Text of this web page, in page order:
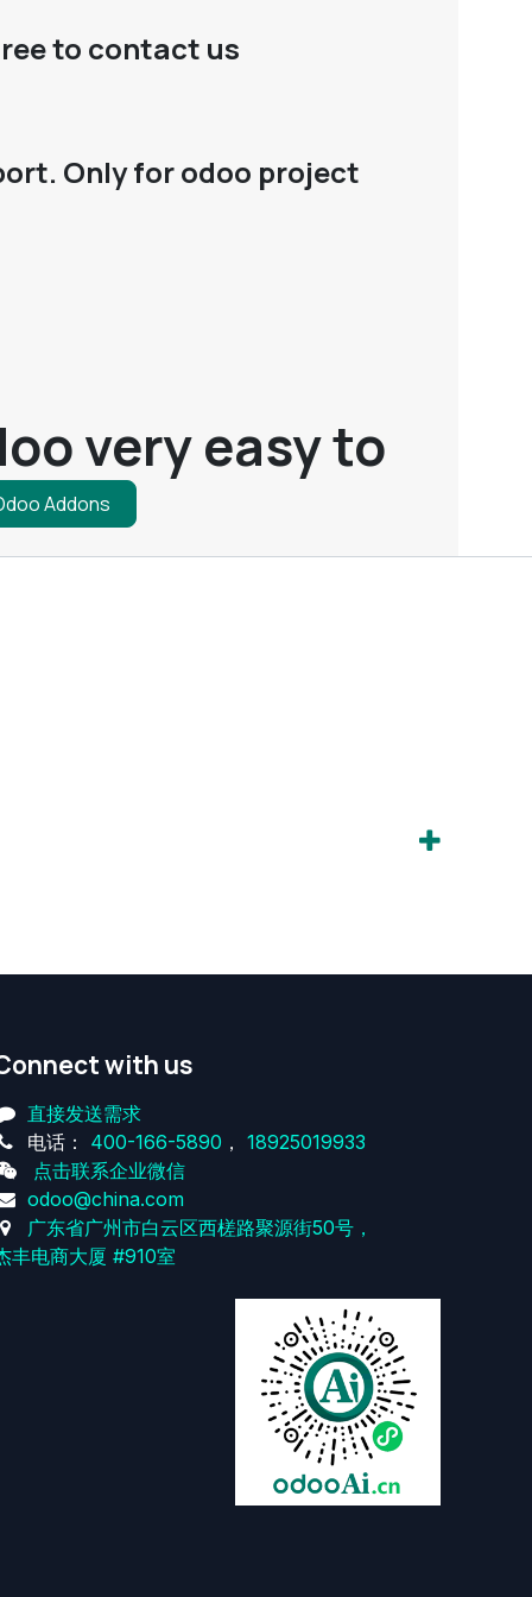
to contact us
Only for odoo project
very easy to
Addons
with us
直接发送需求
电话： 400-166-5890 ， 18925019933
点击联系企业微信
odoo@china.com
广东省广州市白云区西槎路聚源街50号，
丰电商大厦 #910室